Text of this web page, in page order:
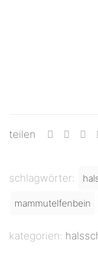
teilen
schlagwörter:
mammutelfenbein
kategorien: